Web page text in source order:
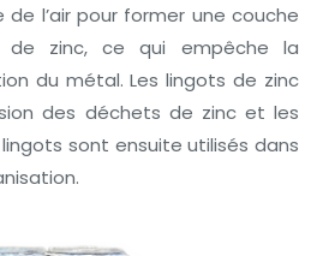
de l’air pour former une couche
de zinc, ce qui empêche la
du métal. Les lingots de zinc
des déchets de zinc et les
sont ensuite utilisés dans